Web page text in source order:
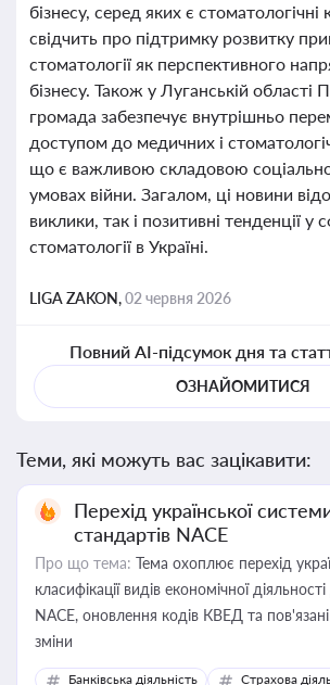
бізнесу, серед яких є стоматологічні
свідчить про підтримку розвитку
стоматології як перспективного
бізнесу. Також у Луганській області
громада забезпечує внутрішньо
доступом до медичних і
що є важливою складовою
умовах війни. Загалом, ці новини
виклики, так і позитивні тенденції у
стоматології в Україні.
LIGA ZAKON,02 червня 2026
Повний AI-підсумок дня та
ОЗНАЙОМИТИСЯ
Теми, які можуть вас зацікавити:
Перехід української
стандартів NACE
Про що тема: Тема охоплює перехід
класифікації видів економічної
NACE, оновлення кодів КВЕД та
зміни
Банківська діяльність Страхова